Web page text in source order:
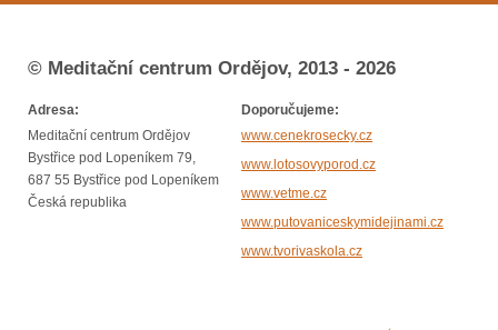
© Meditační centrum Ordějov, 2013 - 2026
Adresa:
Meditační centrum Ordějov
Bystřice pod Lopeníkem 79,
687 55 Bystřice pod Lopeníkem
Česká republika
Doporučujeme:
www.cenekrosecky.cz
www.lotosovyporod.cz
www.vetme.cz
www.putovaniceskymidejinami.cz
www.tvorivaskola.cz